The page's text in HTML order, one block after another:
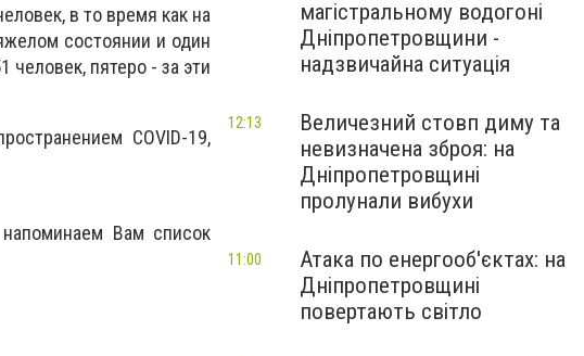
в то время как на
состоянии и один
человек, пятеро - за эти
COVID-19,
Вам список
магістральному водогоні
Дніпропетровщини -
надзвичайна ситуація
Величезний стовп диму та
невизначена зброя: на
Дніпропетровщині
пролунали вибухи
12:13
Атака по енергооб'єктах: на
Дніпропетровщині
повертають світло
11:00